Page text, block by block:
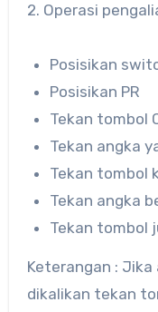
2. Operasi
Posisikan
Posisikan PR
Tekan tombol
Tekan angka
Tekan tombol
Tekan angka
Tekan tombol
Keterangan :
dikalikan tekan